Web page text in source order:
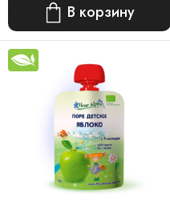
В корзину